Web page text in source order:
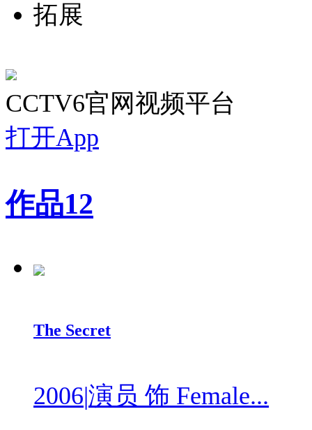
拓展
CCTV6官网视频平台
打开App
作品12
The Secret
2006|演员 饰 Female...